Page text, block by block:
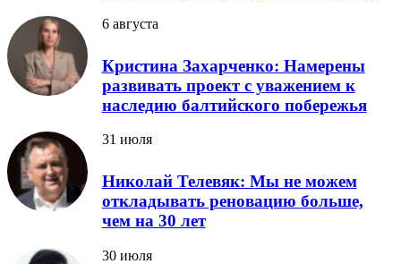
6 августа
Кристина Захарченко: Намерены
развивать проект с уважением к
наследию балтийского побережья
31 июля
Николай Телевяк: Мы не можем
откладывать реновацию больше,
чем на 30 лет
30 июля